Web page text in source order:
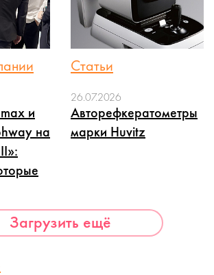
и
на
Статьи
26.07.2026
Авторефкератометры
марки Huvitz
Загрузить ещё